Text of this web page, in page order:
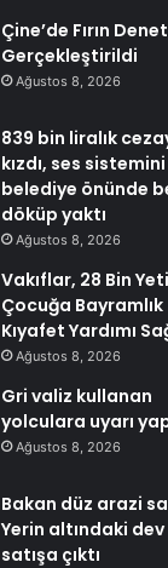
Çine’de Fırın
Gerçekleştirildi
Ağustos 8, 2026
839 bin liralık
kızdı, ses sistemini
belediye önünde
döküp yaktı
Ağustos 8, 2026
Vakıflar, 28 Bin
Çocuğa Bayramlık
Kıyafet Yardımı
Ağustos 8, 2026
Gri valiz kullanan
yolculara uyarı
Ağustos 8, 2026
Bakan düz arazi
Yerin altındaki
satışa çıktı